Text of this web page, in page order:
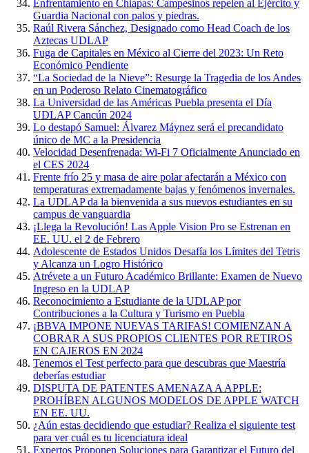
Enfrentamiento en Chiapas: Campesinos repelen al Ejército y
Guardia Nacional con palos y piedras.
Raúl Rivera Sánchez, Designado como Head Coach de los
Aztecas UDLAP
Fuga de Capitales en México al Cierre del 2023: Un Reto
Económico Pendiente
“La Sociedad de la Nieve”: Resurge la Tragedia de los Andes
en un Poderoso Relato Cinematográfico
La Universidad de las Américas Puebla presenta el Día
UDLAP Cancún 2024
Lo destapó Samuel: Álvarez Máynez será el precandidato
único de MC a la Presidencia
Velocidad Desenfrenada: Wi-Fi 7 Oficialmente Anunciado en
el CES 2024
Frente frío 25 y masa de aire polar afectarán a México con
temperaturas extremadamente bajas y fenómenos invernales.
La UDLAP da la bienvenida a sus nuevos estudiantes en su
campus de vanguardia
¡Llega la Revolución! Las Apple Vision Pro se Estrenan en
EE. UU. el 2 de Febrero
Adolescente de Estados Unidos Desafía los Límites del Tetris
y Alcanza un Logro Histórico
Atrévete a un Futuro Académico Brillante: Examen de Nuevo
Ingreso en la UDLAP
Reconocimiento a Estudiante de la UDLAP por
Contribuciones a la Cultura y Turismo en Puebla
¡BBVA IMPONE NUEVAS TARIFAS! COMIENZAN A
COBRAR A SUS PROPIOS CLIENTES POR RETIROS
EN CAJEROS EN 2024
Tenemos el Test perfecto para que descubras que Maestría
deberías estudiar
DISPUTA DE PATENTES AMENAZA A APPLE:
PROHÍBEN ALGUNOS MODELOS DE APPLE WATCH
EN EE. UU.
¿Aún estas decidiendo que estudiar? Realiza el siguiente test
para ver cuál es tu licenciatura ideal
Expertos Proponen Soluciones para Garantizar el Futuro del